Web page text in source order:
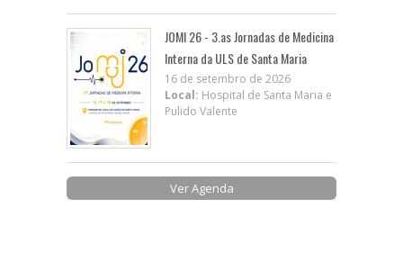
JOMI 26 - 3.as Jornadas de Medicina
Interna da ULS de Santa Maria
16 de setembro de 2026
Local: Hospital de Santa Maria e
Pulido Valente
Ver Agenda